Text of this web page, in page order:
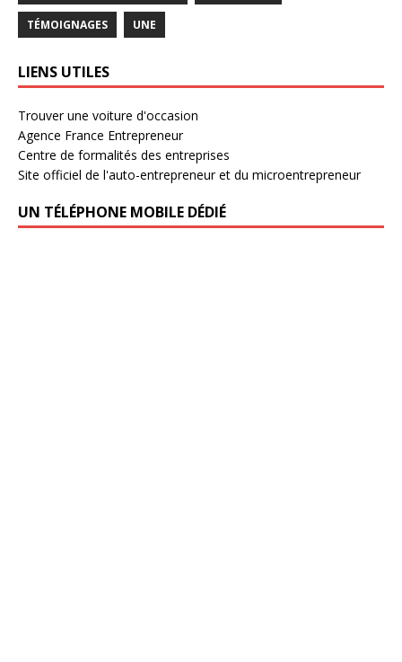
TÉMOIGNAGES UNE
LIENS UTILES
Trouver une voiture d'occasion
Agence France Entrepreneur
Centre de formalités des entreprises
Site officiel de l'auto-entrepreneur et du microentrepreneur
UN TÉLÉPHONE MOBILE DÉDIÉ